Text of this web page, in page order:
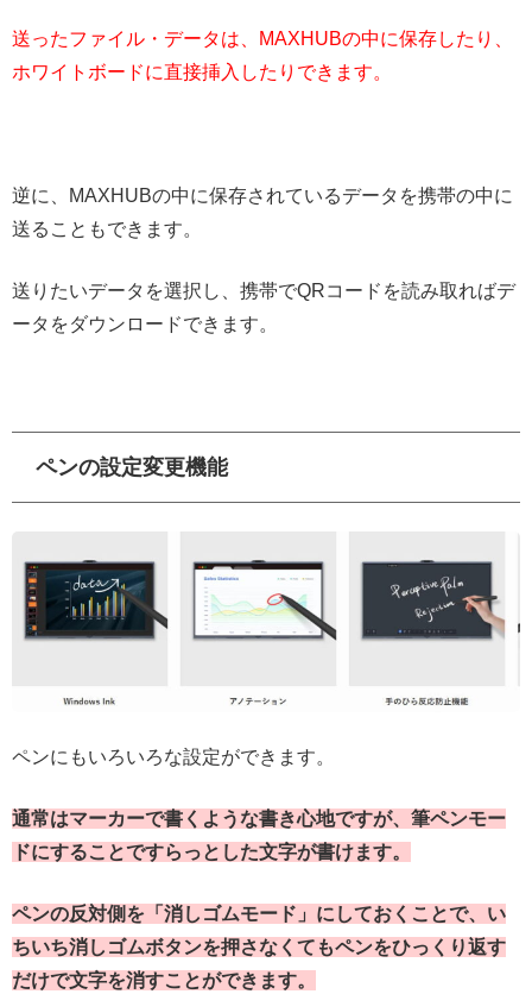
送ったファイル・データは、MAXHUBの中に保存したり、
ホワイトボードに直接挿入したりできます。
逆に、MAXHUBの中に保存されているデータを携帯の中に
送ることもできます。
送りたいデータを選択し、携帯でQRコードを読み取ればデ
ータをダウンロードできます。
ペンの設定変更機能
ペンにもいろいろな設定ができます。
通常はマーカーで書くような書き心地ですが、筆ペンモー
ドにすることですらっとした文字が書けます。
ペンの反対側を「消しゴムモード」にしておくことで、い
ちいち消しゴムボタンを押さなくてもペンをひっくり返す
だけで文字を消すことができます。